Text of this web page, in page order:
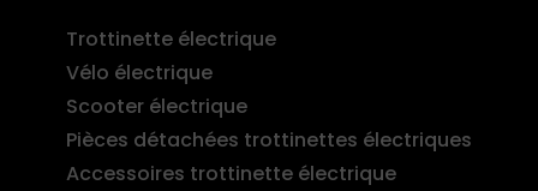
Trottinette électrique
Vélo électrique
Scooter électrique
Pièces détachées trottinettes électriques
Accessoires trottinette électrique